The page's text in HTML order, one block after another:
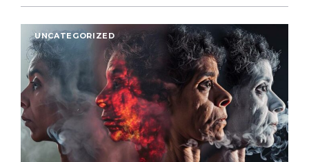
UNCATEGORIZED